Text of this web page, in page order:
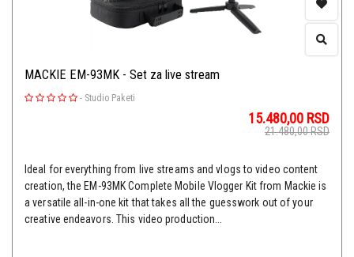
MACKIE EM-93MK - Set za live stream
- Studio Paketi
15.480,00 RSD
21.480,00RSD
Ideal for everything from live streams and vlogs to video content
creation, the EM-93MK Complete Mobile Vlogger Kit from Mackie is
a versatile all-in-one kit that takes all the guesswork out of your
creative endeavors. This video production...